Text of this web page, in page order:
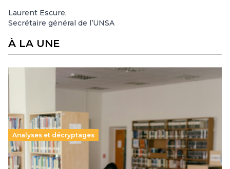
Laurent Escure,
Secrétaire général de l’UNSA
À LA UNE
Analyses et décryptages
Supérieur privé : une dérive qui met à mal la